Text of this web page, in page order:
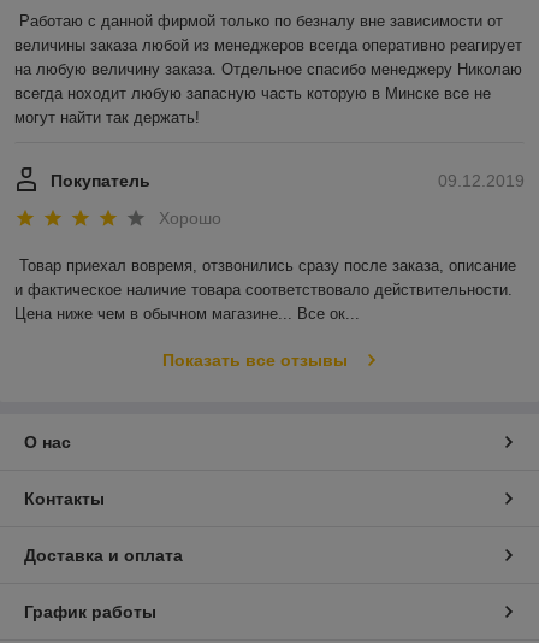
Работаю с данной фирмой только по безналу вне зависимости от
величины заказа любой из менеджеров всегда оперативно реагирует
на любую величину заказа. Отдельное спасибо менеджеру Николаю
всегда ноходит любую запасную часть которую в Минске все не
могут найти так держать!
09.12.2019
Покупатель
Хорошо
Товар приехал вовремя, отзвонились сразу после заказа, описание
и фактическое наличие товара соответствовало действительности.
Цена ниже чем в обычном магазине... Все ок...
Показать все отзывы
О нас
Контакты
Доставка и оплата
График работы